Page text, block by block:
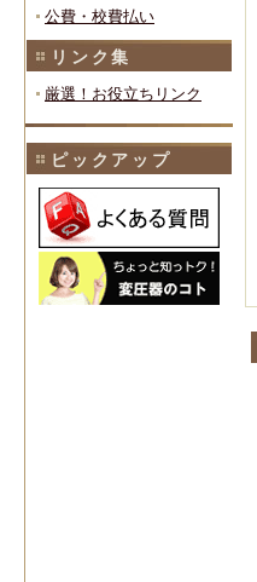
公費・校費払い
リンク集
厳選！お役立ちリンク
ピックアップ